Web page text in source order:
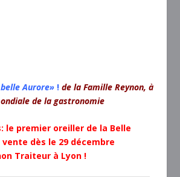
Aurore»! de la Famille Reynon, à
de la gastronomie
le premier oreiller de la Belle
dès le 29 décembre
Traiteur à Lyon !